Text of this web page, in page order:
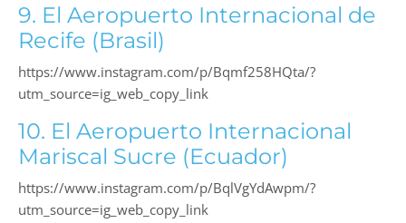
9. El Aeropuerto Internacional de
Recife (Brasil)
https://www.instagram.com/p/Bqmf258HQta/?
utm_source=ig_web_copy_link
10. El Aeropuerto Internacional
Mariscal Sucre (Ecuador)
https://www.instagram.com/p/BqlVgYdAwpm/?
utm_source=ig_web_copy_link